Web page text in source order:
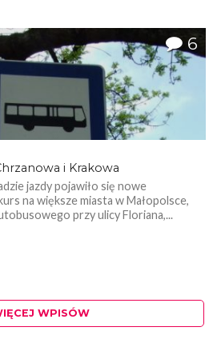
6
i Krakowa
jazdy pojawiło się nowe
na większe miasta w Małopolsce,
przy ulicy Floriana,...
WPISÓW